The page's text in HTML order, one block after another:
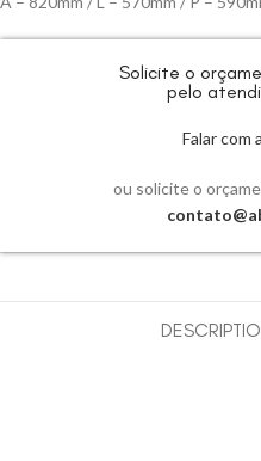
Solicite o
pelo
Falar com
ou solicite o